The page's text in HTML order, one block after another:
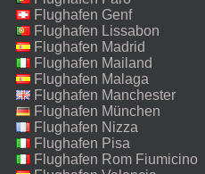
Flughafen Genf
Flughafen Lissabon
Flughafen Madrid
Flughafen Mailand
Malpensa
Flughafen Malaga
Flughafen Manchester
Flughafen München
Flughafen Nizza
Flughafen Pisa
Flughafen Rom Fiumicino